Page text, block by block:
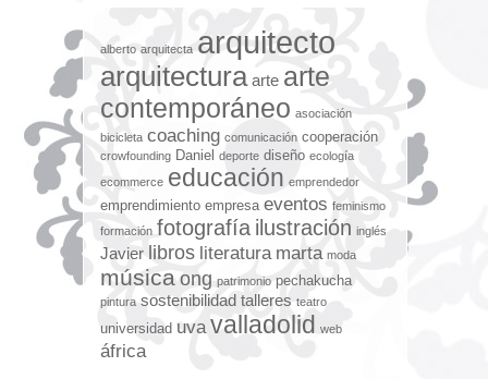
alberto arquitecta arquitecto
arquitectura arte arte
contemporáneo asociación
bicicleta coaching comunicación cooperación
crowfounding Daniel deporte diseño ecología
ecommerce educación emprendedor
emprendimiento empresa eventos feminismo
formación fotografía ilustración inglés
Javier libros literatura marta moda
músicaong patrimonio pechakucha
pintura sostenibilidad talleres teatro
universidad uva valladolid web
áfrica